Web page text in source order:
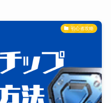
初心者攻略